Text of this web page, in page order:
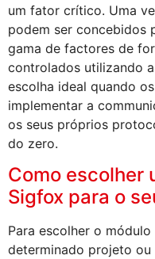
um fator crítico. Uma
podem ser concebidos
gama de factores de
controlados utilizando
escolha ideal quando
implementar a
os seus próprios
do zero.
Como escolher
Sigfox para o
Para escolher o
determinado projeto ou